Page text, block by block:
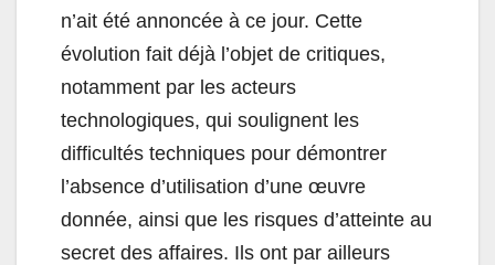
n’ait été annoncée à ce jour. Cette
évolution fait déjà l’objet de critiques,
notamment par les acteurs
technologiques, qui soulignent les
difficultés techniques pour démontrer
l’absence d’utilisation d’une œuvre
donnée, ainsi que les risques d’atteinte au
secret des affaires. Ils ont par ailleurs